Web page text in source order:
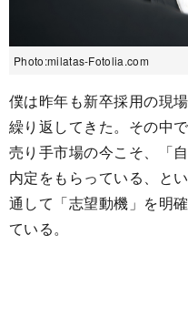
Photo:milatas-Fotolia.com
僕は昨年も新卒採用の現
繰り返してきた。その中
売り手市場の今こそ、「
内定をもらっている、と
通して「志望動機」を明
ている。